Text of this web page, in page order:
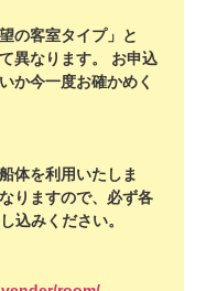
の客室タイプ」と
異なります。 お申込
か今一度お確かめく
体を利用いたしま
りますので、必ず各
込みください。